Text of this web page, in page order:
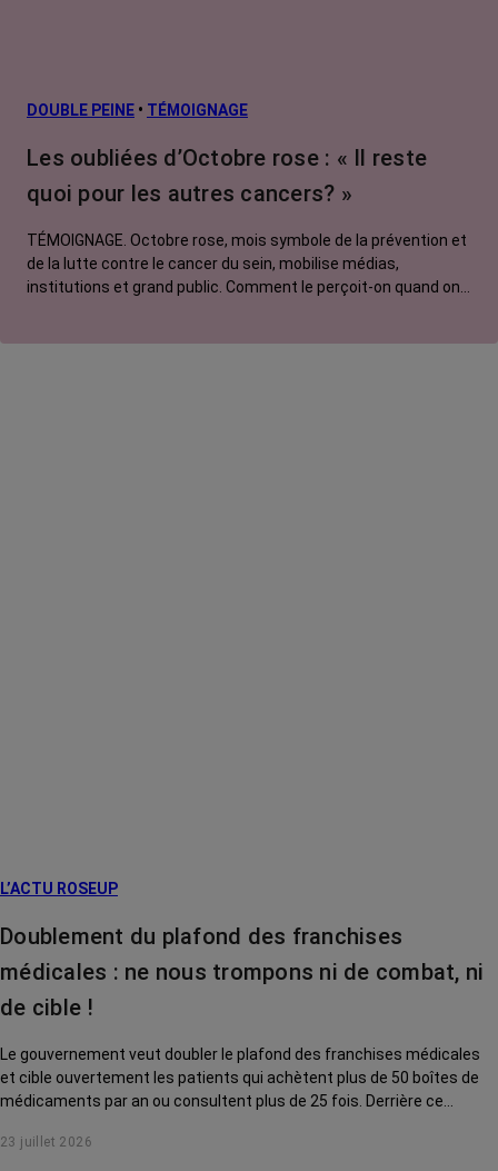
DOUBLE PEINE • TÉMOIGNAGE
Les oubliées d’Octobre rose : « Il reste
quoi pour les autres cancers? »
TÉMOIGNAGE. Octobre rose, mois symbole de la prévention et
de la lutte contre le cancer du sein, mobilise médias,
institutions et grand public. Comment le perçoit-on quand on
L’ACTU ROSEUP
Doublement du plafond des franchises
médicales : ne nous trompons ni de combat, ni
de cible !
Le gouvernement veut doubler le plafond des franchises médicales
et cible ouvertement les patients qui achètent plus de 50 boîtes de
médicaments par an ou consultent plus de 25 fois. Derrière ce
chroniques, et en premier lieu les personnes touchées par un cancer,
23 juillet 2026